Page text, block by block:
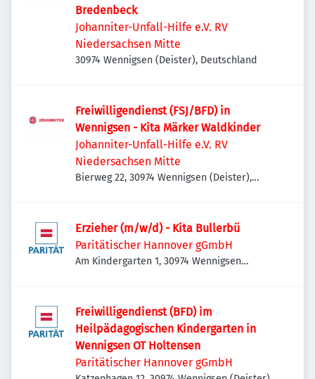
Bredenbeck
Johanniter-Unfall-Hilfe e.V. RV
Niedersachsen Mitte
30974 Wennigsen (Deister), Deutschland
Freiwilligendienst (FSJ/BFD) in
Wennigsen - Kita Märker Waldkinder
Johanniter-Unfall-Hilfe e.V. RV
Niedersachsen Mitte
Bierweg 22, 30974 Wennigsen (Deister),
Erzieher (m/w/d) - Kita Bullerbü
Paritätischer Hannover gGmbH
Am Kindergarten 1, 30974 Wennigsen
Freiwilligendienst (BFD) im
Heilpädagogischen Kindergarten in
Wennigsen OT Holtensen
Paritätischer Hannover gGmbH